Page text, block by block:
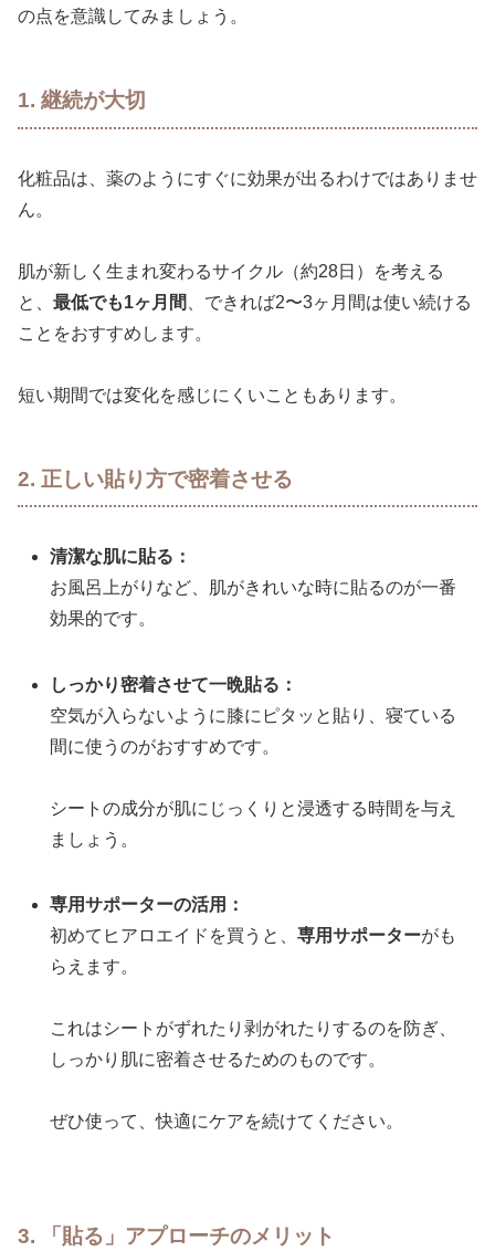
の点を意識してみましょう。
1. 継続が大切
化粧品は、薬のようにすぐに効果が出るわけではありませ
ん。
肌が新しく生まれ変わるサイクル（約28日）を考える
と、 最低でも1ヶ月間
、できれば2〜3ヶ月間は使い続ける
ことをおすすめします。
短い期間では変化を感じにくいこともあります。
2. 正しい貼り方で密着させる
清潔な肌に貼る：
お風呂上がりなど、肌がきれいな時に貼るのが一番
効果的です。
しっかり密着させて一晩貼る：
空気が入らないように膝にピタッと貼り、寝ている
間に使うのがおすすめです。
シートの成分が肌にじっくりと浸透する時間を与え
ましょう。
専用サポーターの活用：
初めてヒアロエイドを買うと、専用サポーターがも
らえます。
これはシートがずれたり剥がれたりするのを防ぎ、
しっかり肌に密着させるためのものです。
ぜひ使って、快適にケアを続けてください。
3. 「貼る」アプローチのメリット